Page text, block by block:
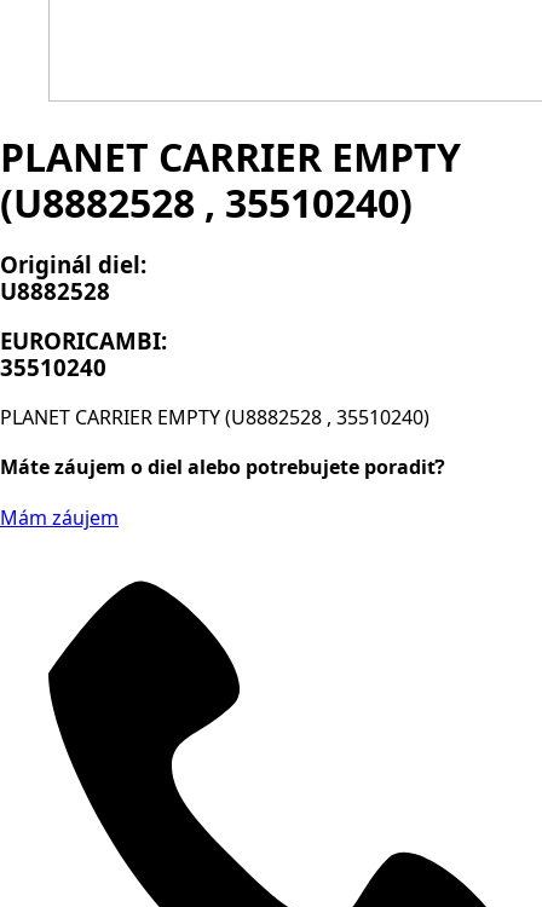
PLANET CARRIER EMPTY
(U8882528 , 35510240)
Originál diel:
U8882528
EURORICAMBI:
35510240
PLANET CARRIER EMPTY (U8882528 , 35510240)
Máte záujem o diel alebo potrebujete poradiť?
Mám záujem